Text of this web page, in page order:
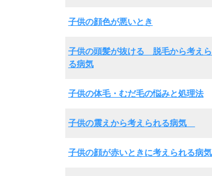
子供の顔色が悪いとき
子供の頭髪が抜ける 脱毛から考え
る病気
子供の体毛・むだ毛の悩みと処理法
子供の震えから考えられる病気
子供の顔が赤いときに考えられる病気